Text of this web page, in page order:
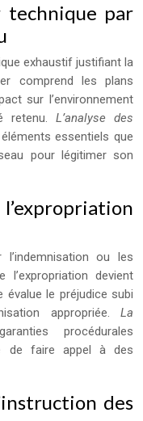
technique par
exhaustif justifiant la
comprend les plans
sur l’environnement
retenu.L’analyse des
essentiels que
pour légitimer son
ou les
devient
le préjudice subi
appropriée. La
procédurales
de faire appel à des
des